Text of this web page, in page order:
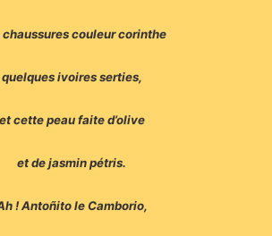
chaussures couleur corinthe
quelques ivoires serties,
et cette peau faite d’olive
et de jasmin pétris.
! Antoñito le Camborio,